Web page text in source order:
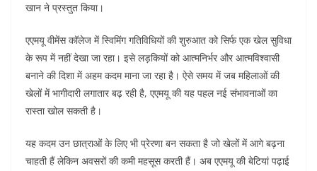
खान ने प्रस्तुत किया।
एएमयू वीमेंस कॉलेज में स्विमिंग गतिविधियों की शुरुआत को सिर्फ एक खेल सुविधा
के रूप में नहीं देखा जा रहा। इसे लड़कियों को आत्मनिर्भर और आत्मविश्वासी
बनाने की दिशा में अहम कदम माना जा रहा है। ऐसे समय में जब महिलाओं की
खेलों में भागीदारी लगातार बढ़ रही है, एएमयू की यह पहल नई संभावनाओं का
रास्ता खोल सकती है।
यह कदम उन छात्राओं के लिए भी प्रेरणा बन सकता है जो खेलों में आगे बढ़ना
चाहती हैं लेकिन अवसरों की कमी महसूस करती हैं। अब एएमयू की बेटियां पढ़ाई